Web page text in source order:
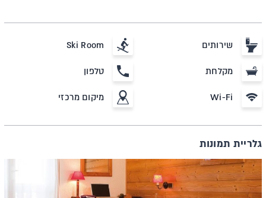
שירותים Ski Room
מקלחת טלפון
Wi-Fi מיקום מרכזי
גלריית תמונות